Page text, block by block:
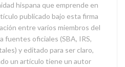
hispana que emprende en
publicado bajo esta firma
entre varios miembros del
fuentes oficiales (SBA, IRS,
y editado para ser claro,
un artículo tiene un autor